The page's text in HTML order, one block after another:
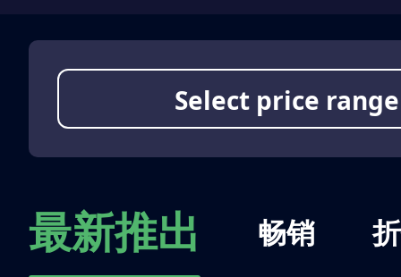
Select price range
最新推出 畅销